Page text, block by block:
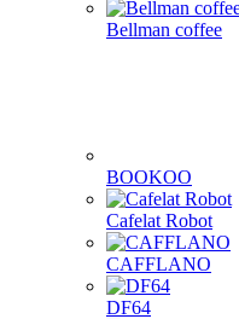
Bellman coffee
BOOKOO
Cafelat Robot
CAFFLANO
DF64